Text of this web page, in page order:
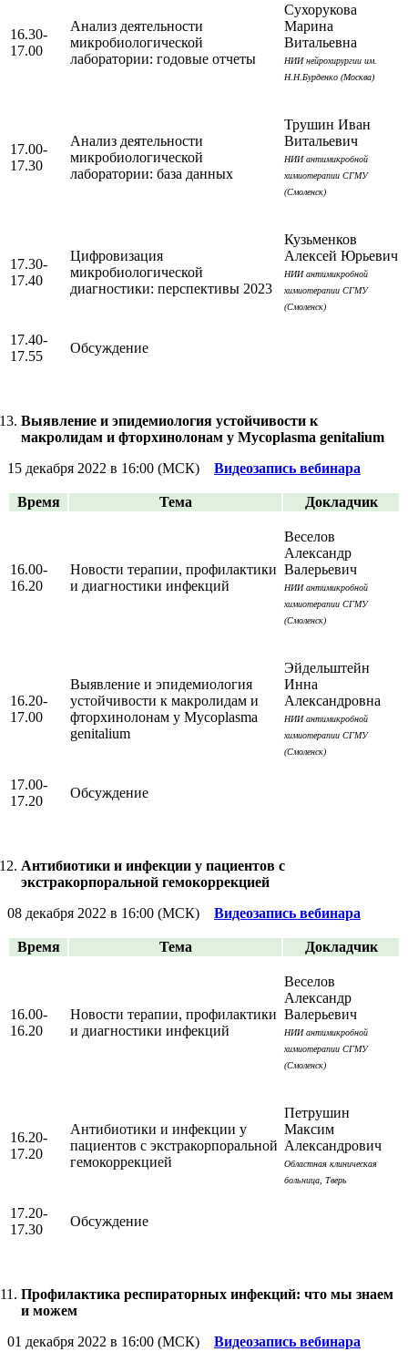
16.30-
17.00
Анализ деятельности
микробиологической
лаборатории: годовые отчеты
Сухорукова
Марина
Витальевна
НИИ нейрохирургии им.
Н.Н.Бурденко (Москва)
17.00-
17.30
Анализ деятельности
микробиологической
лаборатории: база данных
Трушин Иван
Витальевич
НИИ антимикробной
химиотерапии СГМУ
(Смоленск)
17.30-
17.40
Цифровизация
микробиологической
диагностики: перспективы 2023
Кузьменков
Алексей Юрьевич
НИИ антимикробной
химиотерапии СГМУ
(Смоленск)
17.40-
17.55
Обсуждение
Выявление и эпидемиология устойчивости к
макролидам и фторхинолонам у Mycoplasma genitalium
15 декабря 2022 в 16:00 (МСК) Видеозапись вебинара
Время Тема Докладчик
16.00-
16.20
Новости терапии, профилактики
и диагностики инфекций
Веселов
Александр
Валерьевич
НИИ антимикробной
химиотерапии СГМУ
(Смоленск)
16.20-
17.00
Выявление и эпидемиология
устойчивости к макролидам и
фторхинолонам у Mycoplasma
genitalium
Эйдельштейн
Инна
Александровна
НИИ антимикробной
химиотерапии СГМУ
(Смоленск)
17.00-
17.20
Обсуждение
Антибиотики и инфекции у пациентов с
экстракорпоральной гемокоррекцией
08 декабря 2022 в 16:00 (МСК) Видеозапись вебинара
Время Тема Докладчик
16.00-
16.20
Новости терапии, профилактики
и диагностики инфекций
Веселов
Александр
Валерьевич
НИИ антимикробной
химиотерапии СГМУ
(Смоленск)
16.20-
17.20
Антибиотики и инфекции у
пациентов с экстракорпоральной
гемокоррекцией
Петрушин
Максим
Александрович
Областная клиническая
больница, Тверь
17.20-
17.30
Обсуждение
Профилактика респираторных инфекций: что мы знаем
и можем
01 декабря 2022 в 16:00 (МСК) Видеозапись вебинара